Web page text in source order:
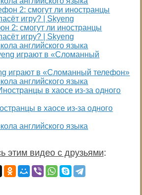
2: смогут ли иностранцы
игру? | Skyeng
английского языка
играют в «Сломанный телефон»
английского языка
в хаосе из-за одного
английского языка
этим видео с друзьями: